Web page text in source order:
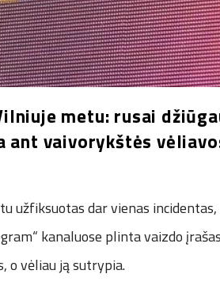
metu: rusai
ant vaivorykštės
užfiksuotas dar vienas
kanaluose plinta vaizdo
o vėliau ją sutrypia.